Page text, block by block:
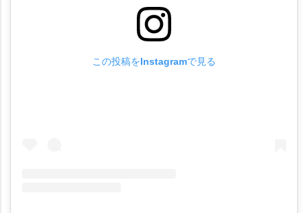
この投稿をInstagramで見る